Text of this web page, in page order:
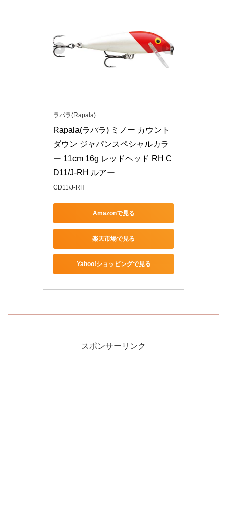
ラパラ(Rapala)
Rapala(ラパラ) ミノー カウント
ダウン ジャパンスペシャルカラ
ー 11cm 16g レッドヘッド RH C
D11/J-RH ルアー
CD11/J-RH
Amazonで見る
楽天市場で見る
Yahoo!ショッピングで見る
スポンサーリンク